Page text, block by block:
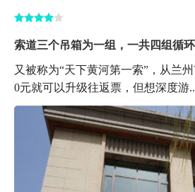
索道三个吊箱为一组，一共四组循
又被称为“天下黄河第一索”，从兰
0元就可以升级往返票，但想深度游...